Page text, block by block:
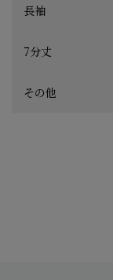
長袖
7分丈
その他